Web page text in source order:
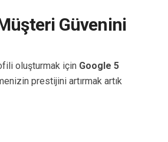
Güvenini
oluşturmak için Google 5
prestijini artırmak artık